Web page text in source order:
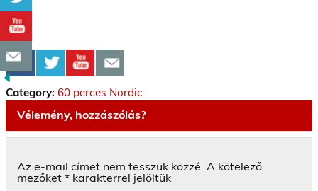
Category: 60 perces Nordic
Vélemény, hozzászólás?
Az e-mail címet nem tesszük közzé. A kötelező
mezőket * karakterrel jelöltük